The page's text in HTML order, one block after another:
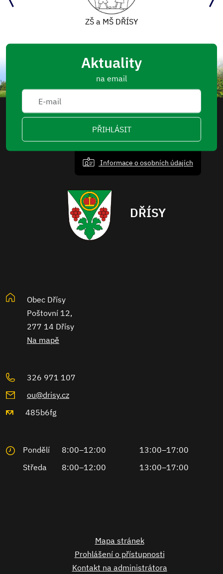
ZŠ a MŠ DŘÍSY
Aktuality
na email
PŘIHLÁSIT
Informace o osobních údajích
DŘÍSY
Obec Dřísy
Poštovní 12,
277 14 Dřísy
Na mapě
326 971 107
ou@drisy.cz
485b6fg
Pondělí 8:00–12:00
13:00–17:00
Středa
8:00–12:00 13:00–17:00
Mapa stránek
Prohlášení o přístupnosti
Kontakt na administrátora